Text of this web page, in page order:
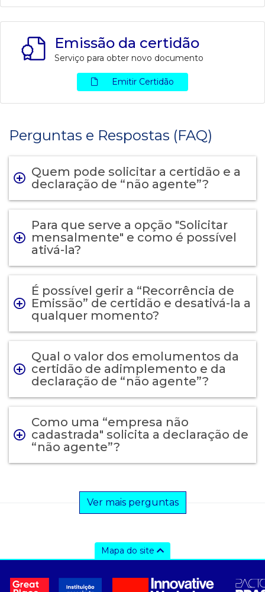
Emissão da certidão
Serviço para obter novo documento
Emitir Certidão
Perguntas e Respostas (FAQ)
Quem pode solicitar a certidão e a
declaração de “não agente”?
Para que serve a opção "Solicitar
mensalmente" e como é possível
ativá-la?
É possível gerir a “Recorrência de
Emissão” de certidão e desativá-la a
qualquer momento?
Qual o valor dos emolumentos da
certidão de adimplemento e da
declaração de “não agente”?
Como uma “empresa não
cadastrada" solicita a declaração de
“não agente”?
Ver mais perguntas
Mapa do site
- Sobre Nós